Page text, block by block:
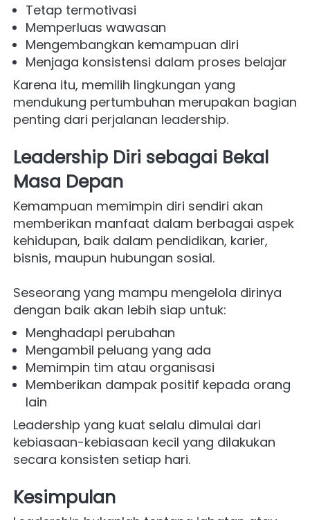
Tetap termotivasi
Memperluas wawasan
Mengembangkan kemampuan diri
Menjaga konsistensi dalam proses belajar
Karena itu, memilih lingkungan yang
mendukung pertumbuhan merupakan bagian
penting dari perjalanan leadership.
Leadership Diri sebagai Bekal
Masa Depan
Kemampuan memimpin diri sendiri akan
memberikan manfaat dalam berbagai aspek
kehidupan, baik dalam pendidikan, karier,
bisnis, maupun hubungan sosial.
Seseorang yang mampu mengelola dirinya
dengan baik akan lebih siap untuk:
Menghadapi perubahan
Mengambil peluang yang ada
Memimpin tim atau organisasi
Memberikan dampak positif kepada orang
lain
Leadership yang kuat selalu dimulai dari
kebiasaan-kebiasaan kecil yang dilakukan
secara konsisten setiap hari.
Kesimpulan